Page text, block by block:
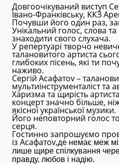
Довгоочікуваний виступ
Івано-Франківську, ККЗ
Почувши його один раз,
Унікальний голос, слова
знаходити свого слухача.
У репертуарі творчо
талановитого артиста
глибоких пісень, які ти
наживо.
Сергій Асафатоv–
мультиінструменталіст та
Харизма та щирість
концерт значно більше,
якісної української музики.
Його неповторний голос
серця.
Гостинно запрошуємо
із Асафатоv,де немає меж
лише щире спілкування
правду, любов і надію.